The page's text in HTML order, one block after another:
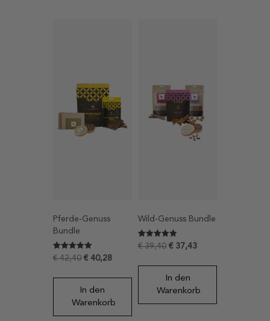
Pferde-Genuss
Bundle
Bewertet mit
5
basierend
2
Kundenbewertungen
€42,40 €40,28
In den
Warenkorb
Wild-Genuss Bundle
Bewertet mit
5
basierend
1
Kundenbewertung
€39,40 €37,43
In den
Warenkorb